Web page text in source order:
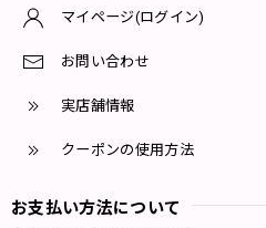
マイページ(ログイン)
お問い合わせ
実店舗情報
クーポンの使用方法
お支払い方法について